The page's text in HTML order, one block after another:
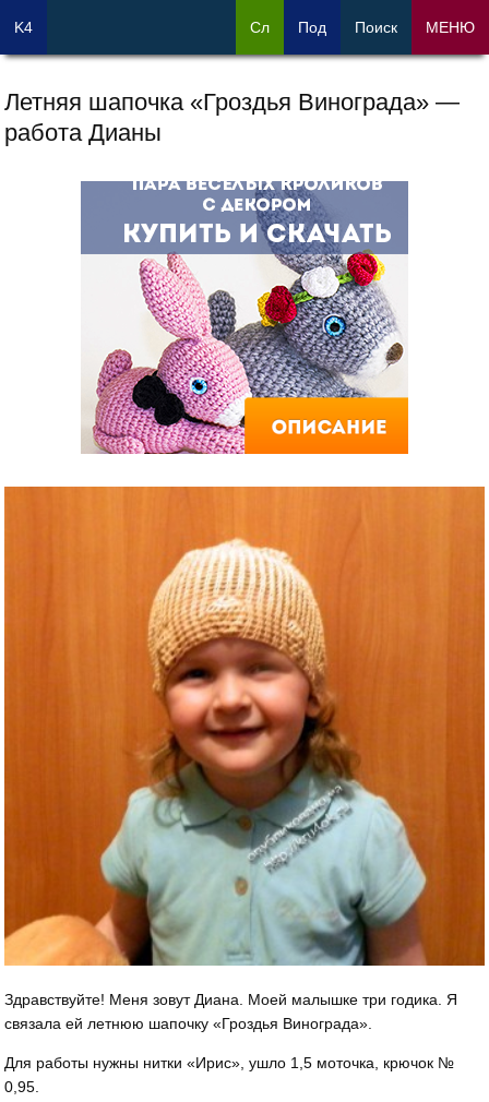
Летняя шапочка «Гроздья Винограда» —
работа Дианы
Здравствуйте! Меня зовут Диана. Моей малышке три годика. Я
связала ей летнюю шапочку «Гроздья Винограда».
Для работы нужны нитки «Ирис», ушло 1,5 моточка, крючок №
0,95.
K4 Сл Под Поиск МЕНЮ